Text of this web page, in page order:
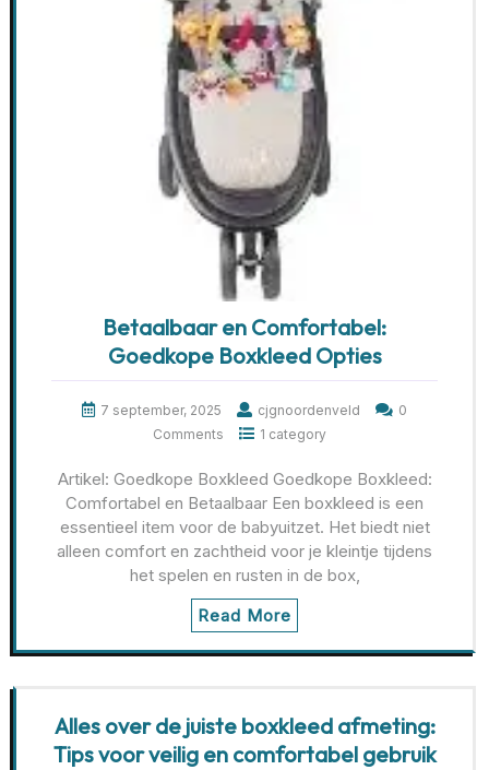
Betaalbaar en Comfortabel:
Goedkope Boxkleed Opties
7 september, 2025 cjgnoordenveld
0
Comments
1 category
Artikel: Goedkope Boxkleed Goedkope Boxkleed:
Comfortabel en Betaalbaar Een boxkleed is een
essentieel item voor de babyuitzet. Het biedt niet
alleen comfort en zachtheid voor je kleintje tijdens
het spelen en rusten in de box,
Read More
Alles over de juiste boxkleed afmeting:
Tips voor veilig en comfortabel gebruik